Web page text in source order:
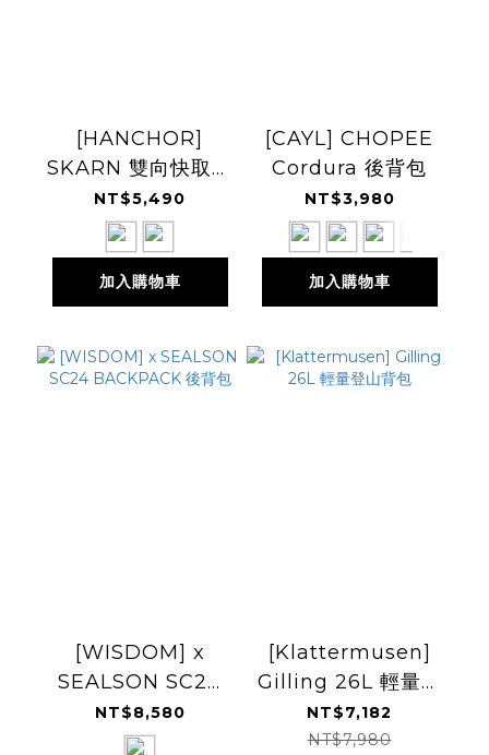
[HANCHOR]
SKARN 雙向快取掀
蓋背包
NT$5,490
加入購物車
[CAYL] CHOPEE
Cordura 後背包
NT$3,980
加入購物車
[WISDOM] x
SEALSON SC24
BACKPACK 後背
包
NT$8,580
[Klattermusen]
Gilling 26L 輕量登
山背包
NT$7,182
NT$7,980